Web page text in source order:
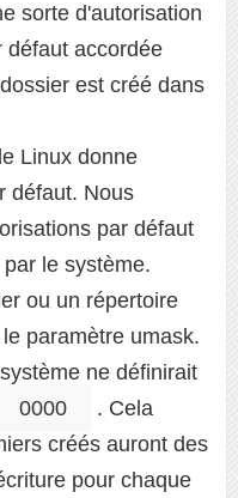
sorte d'autorisation
défaut accordée
est créé dans
Linux donne
défaut. Nous
par défaut
le système.
ou un répertoire
paramètre umask.
ne définirait
0000
. Cela
créés auront des
pour chaque